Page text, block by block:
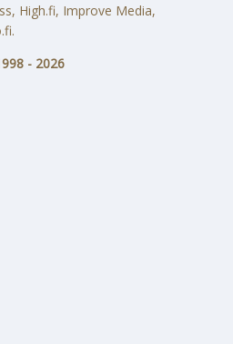
High.fi, Improve Media,
- 2026